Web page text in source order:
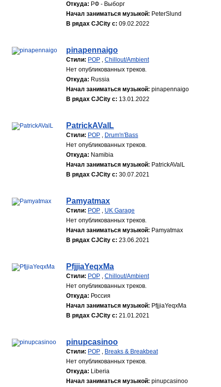
Откуда: РФ - Выборг
Начал заниматься музыкой: PeterSlund
В рядах CJCity с: 09.02.2022
pinapennaigo
Стили: POP , Chillout/Ambient
Нет опубликованных треков.
Откуда: Russia
Начал заниматься музыкой: pinapennaigo
В рядах CJCity с: 13.01.2022
PatrickAValL
Стили: POP , Drum'n'Bass
Нет опубликованных треков.
Откуда: Namibia
Начал заниматься музыкой: PatrickAValL
В рядах CJCity с: 30.07.2021
Pamyatmax
Стили: POP , UK Garage
Нет опубликованных треков.
Начал заниматься музыкой: Pamyatmax
В рядах CJCity с: 23.06.2021
PfjjiaYeqxMa
Стили: POP , Chillout/Ambient
Нет опубликованных треков.
Откуда: Россия
Начал заниматься музыкой: PfjjiaYeqxMa
В рядах CJCity с: 21.01.2021
pinupcasinoo
Стили: POP , Breaks & Breakbeat
Нет опубликованных треков.
Откуда: Liberia
Начал заниматься музыкой: pinupcasinoo